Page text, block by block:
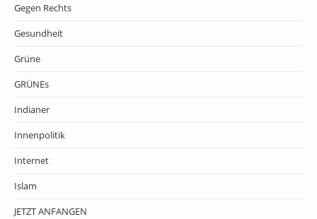
Gegen Rechts
Gesundheit
Grüne
GRÜNEs
Indianer
Innenpolitik
Internet
Islam
JETZT ANFANGEN